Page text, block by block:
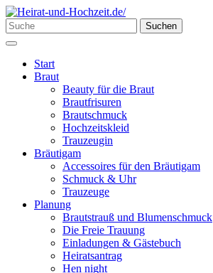
Zum
Inhalt
springen
Suchen
nach:
Suchen
Menü
Start
Braut
Beauty für die Braut
Brautfrisuren
Brautschmuck
Hochzeitskleid
Trauzeugin
Bräutigam
Accessoires für den Bräutigam
Schmuck & Uhr
Trauzeuge
Planung
Brautstrauß und Blumenschmuck
Die Freie Trauung
Einladungen & Gästebuch
Heiratsantrag
Hen night